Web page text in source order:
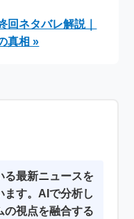
回ネタバレ解説｜
真相 »
る最新ニュースを
ます。AIで分析し
の視点を融合する